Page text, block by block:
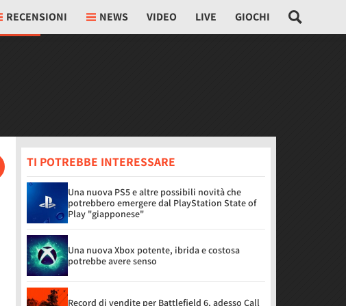
RECENSIONI NEWS VIDEO LIVE GIOCHI
TI POTREBBE INTERESSARE
Una nuova PS5 e altre possibili novità che
potrebbero emergere dal PlayStation State of
Play "giapponese"
Una nuova Xbox potente, ibrida e costosa
potrebbe avere senso
Record di vendite per Battlefield 6, adesso Call